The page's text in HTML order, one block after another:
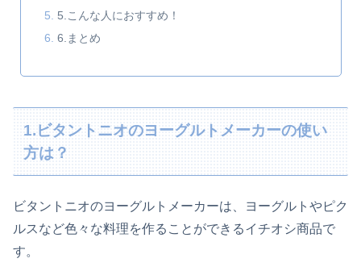
5.こんな人におすすめ！
6.まとめ
1.ビタントニオのヨーグルトメーカーの使い
方は？
ビタントニオのヨーグルトメーカーは、ヨーグルトやピク
ルスなど色々な料理を作ることができるイチオシ商品で
す。